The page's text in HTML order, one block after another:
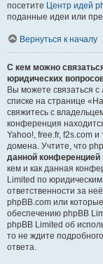
посетите Центр идей
поданные идеи или
Вернуться к началу
С кем можно
юридических
Вы можете связаться
списке на странице
свяжитесь с
конференция
Yahoo!, free.fr, f2s.com
домена. Учтите, что
данной конференцией
кем и как данная
Limited по
ответственности за
phpBB.com или
обеспечению phpBB
phpBB Limited об
то не ждите
ответа.